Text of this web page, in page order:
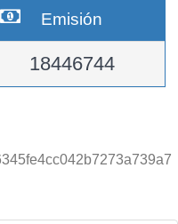
Emisión
18446744